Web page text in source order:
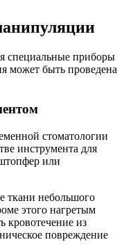
специальные приборы
может быть проведена
стоматологии
инструмента для
или
ткани небольшого
этого нагретым
кровотечение из
повреждение